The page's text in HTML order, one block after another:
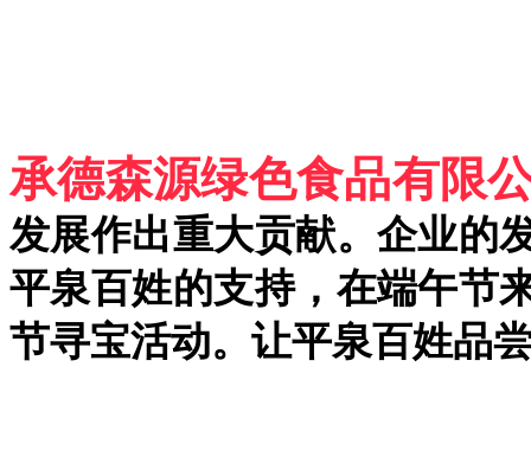
承德森源绿色食品有限
发展作出重大贡献。企业的
平泉百姓的支持，在端午节
节寻宝活动。让平泉百姓品